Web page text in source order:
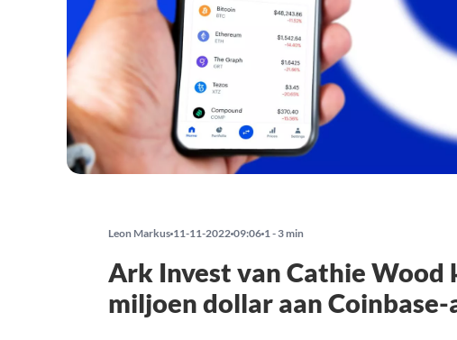
Leon Markus 11-11-2022 09:06 1 - 3 min
Ark Invest van Cathie Wood
miljoen dollar aan Coinbase-